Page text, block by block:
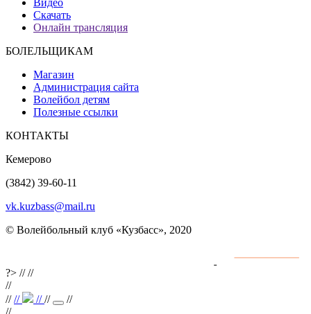
Видео
Скачать
Онлайн трансляция
БОЛЕЛЬЩИКАМ
Магазин
Администрация сайта
Волейбол детям
Полезные ссылки
КОНТАКТЫ
Кемерово
(3842) 39-60-11
vk.kuzbass@mail.ru
© Волейбольный клуб «Кузбасс», 2020
?> ////
//
//// ////
//
//